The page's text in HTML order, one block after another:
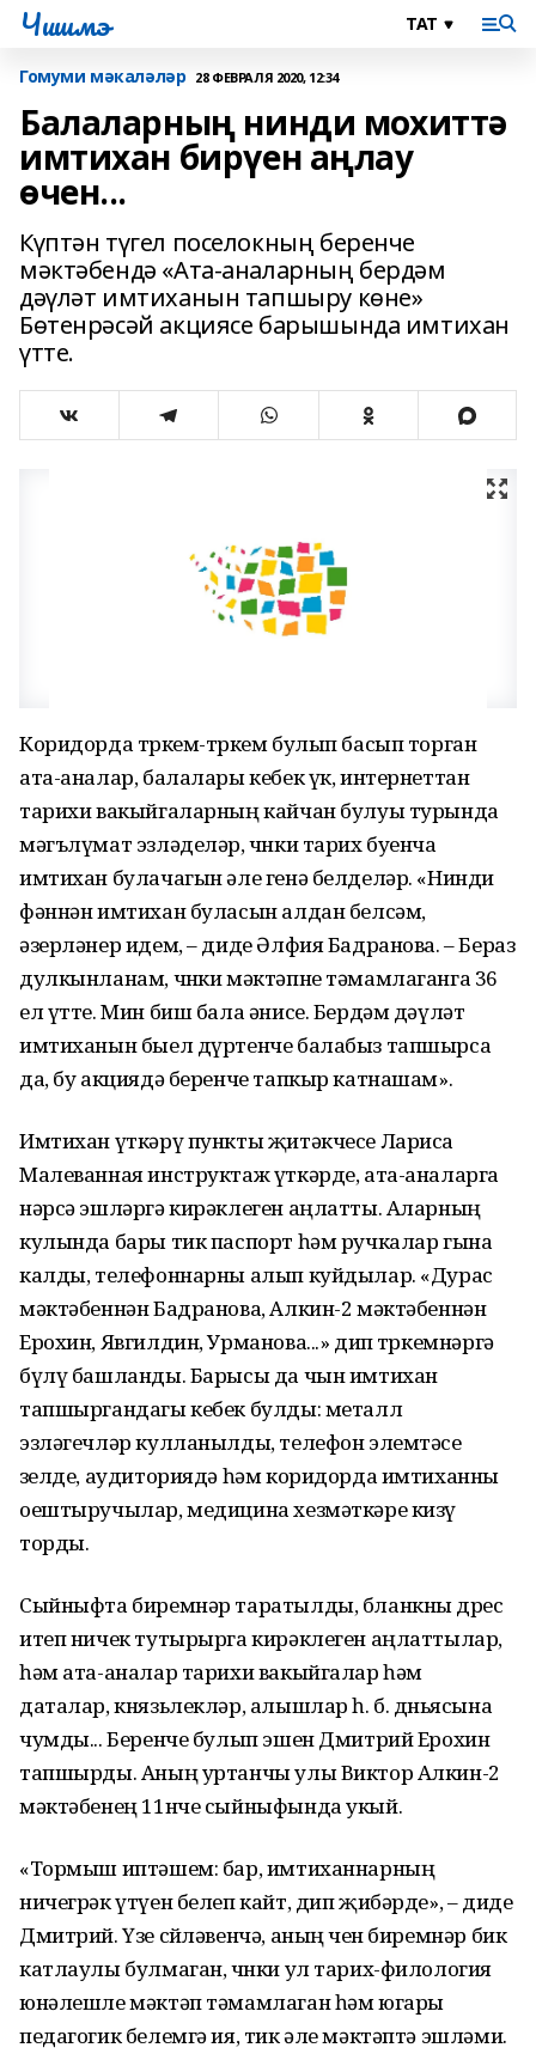
Чишмэ
Гомуми мәкаләләр 28 ФЕВРАЛЯ 2020, 12:34
Балаларның нинди мохиттә
имтихан бирүен аңлау
өчен...
Күптән түгел поселокның беренче
мәктәбендә «Ата-аналарның бердәм
дәүләт имтиханын тапшыру көне»
Бөтенрәсәй акциясе барышында имтихан
үтте.
Коридорда төркем-төркем булып басып торган
ата-аналар, балалары кебек үк, интернеттан
тарихи вакыйгаларның кайчан булуы турында
мәгълүмат эзләделәр, чөнки тарих буенча
имтихан булачагын әле генә белделәр. «Нинди
фәннән имтихан буласын алдан белсәм,
әзерләнер идем, – диде Әлфия Бадранова. – Бераз
дулкынланам, чөнки мәктәпне тәмамлаганга 36
ел үтте. Мин биш бала әнисе. Бердәм дәүләт
имтиханын быел дүртенче балабыз тапшырса
да, бу акциядә беренче тапкыр катнашам».
Имтихан үткәрү пункты җитәкчесе Лариса
Малеванная инструктаж үткәрде, ата-аналарга
нәрсә эшләргә кирәклеген аңлатты. Аларның
кулында бары тик паспорт һәм ручкалар гына
калды, телефоннарны алып куйдылар. «Дурас
мәктәбеннән Бадранова, Алкин-2 мәктәбеннән
Ерохин, Явгилдин, Урманова...» дип төркемнәргә
бүлү башланды. Барысы да чын имтихан
тапшыргандагы кебек булды: металл
эзләгечләр кулланылды, телефон элемтәсе
өзелде, аудиториядә һәм коридорда имтиханны
оештыручылар, медицина хезмәткәре кизү
торды.
Сыйныфта биремнәр таратылды, бланкны дөрес
итеп ничек тутырырга кирәклеген аңлаттылар,
һәм ата-аналар тарихи вакыйгалар һәм
даталар, князьлекләр, алышлар һ. б. дөньясына
чумды... Беренче булып эшен Дмитрий Ерохин
тапшырды. Аның уртанчы улы Виктор Алкин-2
мәктәбенең 11нче сыйныфында укый.
«Тормыш иптәшем: бар, имтиханнарның
ничегрәк үтүен белеп кайт, дип җибәрде», – диде
Дмитрий. Үзе сөйләвенчә, аның өчен биремнәр бик
катлаулы булмаган, чөнки ул тарих-филология
юнәлешле мәктәп тәмамлаган һәм югары
педагогик белемгә ия, тик әле мәктәптә эшләми.